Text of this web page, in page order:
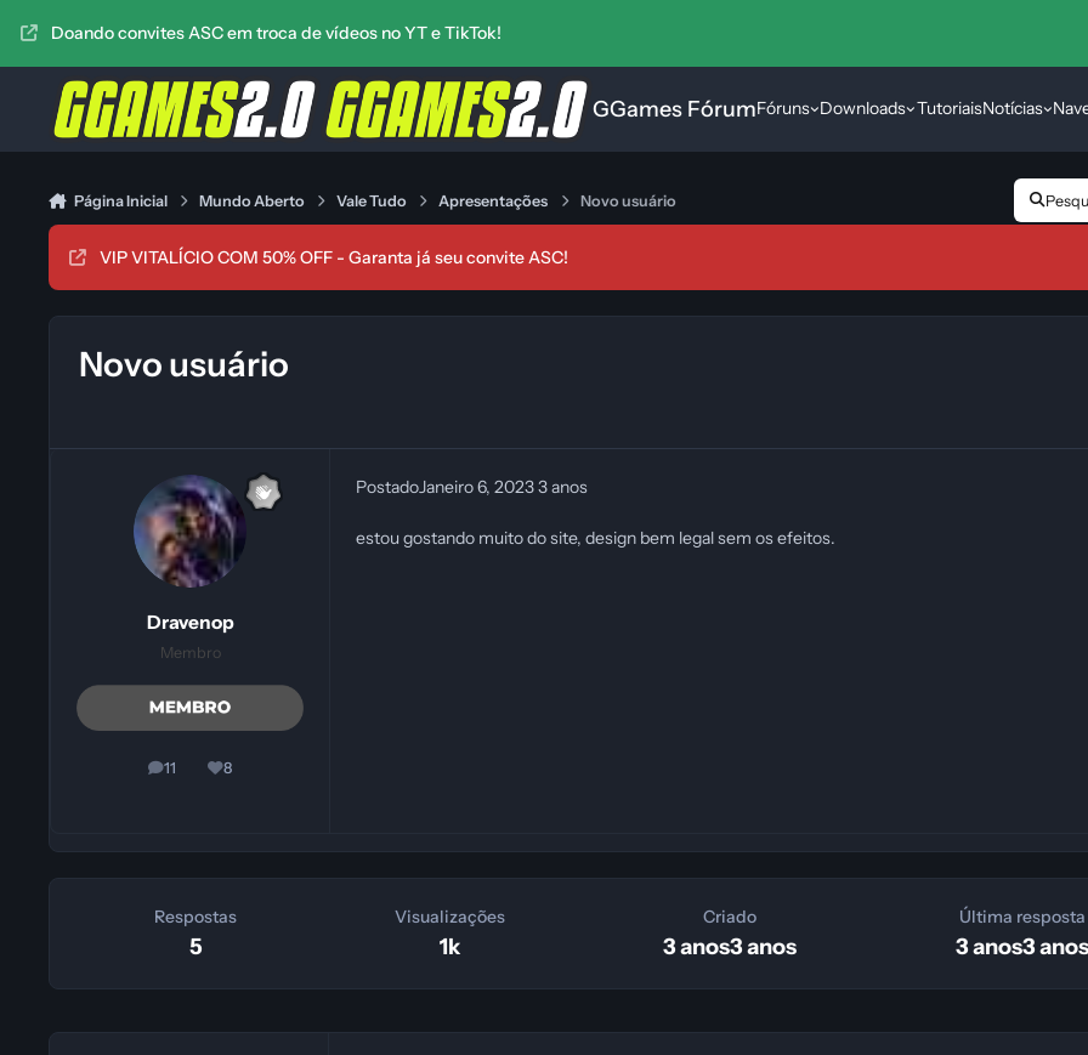
Doando convites ASC em troca de vídeos no YT e TikTok!
GGames FórumFóruns Downloads TutoriaisNotícias
Página Inicial Mundo Aberto Vale Tudo Apresentações Novo usuário
VIP VITALÍCIO COM 50% OFF - Garanta já seu convite ASC!
Novo usuário
Dravenop
Membro
11
posts 8
Reputação
PostadoJaneiro 6, 20233 anos
estou gostando muito do site, design bem legal sem os efeitos.
Respostas
5
Visualizações
1k
Criado
3 anos3 anos
Última resposta
3 anos3 anos